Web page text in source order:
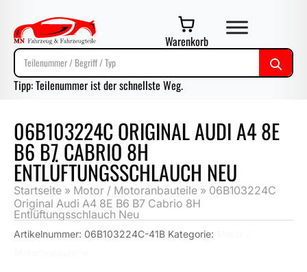
Warenkorb
Tipp: Teilenummer ist der schnellste Weg.
06B103224C ORIGINAL AUDI A4 8E
B6 B7 CABRIO 8H
ENTLÜFTUNGSSCHLAUCH NEU
Startseite » Motor / Motoranbauteile » 06B103224C
Original Audi A4 8E B6 B7 Cabrio 8H
Entlüftungsschlauch Neu
Artikelnummer: 06B103224C-41B Kategorie: